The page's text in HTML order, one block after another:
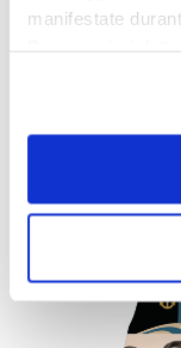
manifestate
scelte privacy
dell’informativa
Chiudendo il
dei soli cookie
il tuo consenso
ogni momento